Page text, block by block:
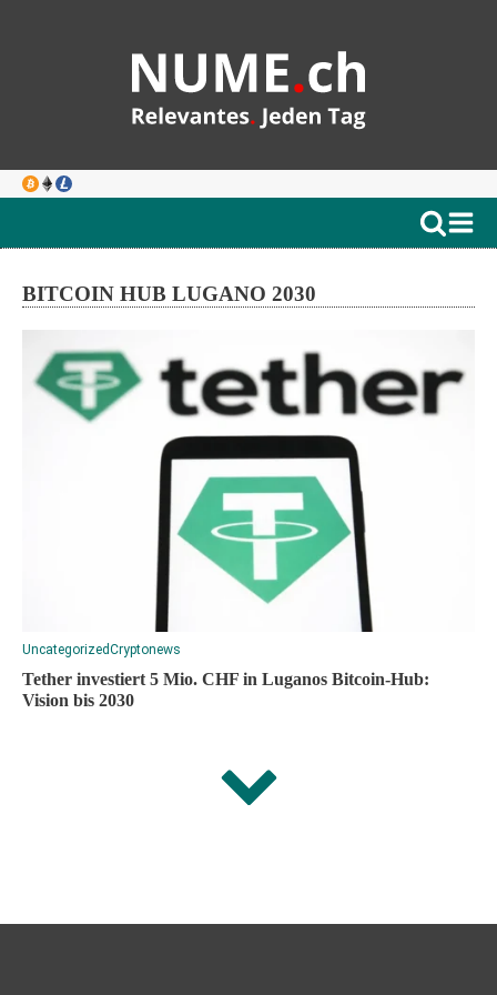
BITCOIN HUB LUGANO 2030
UncategorizedCryptonews
Tether investiert 5 Mio. CHF in Luganos Bitcoin-Hub:
Vision bis 2030